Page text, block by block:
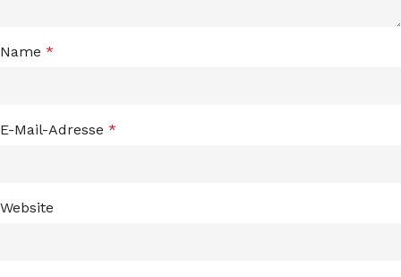
Name *
E-Mail-Adresse *
Website